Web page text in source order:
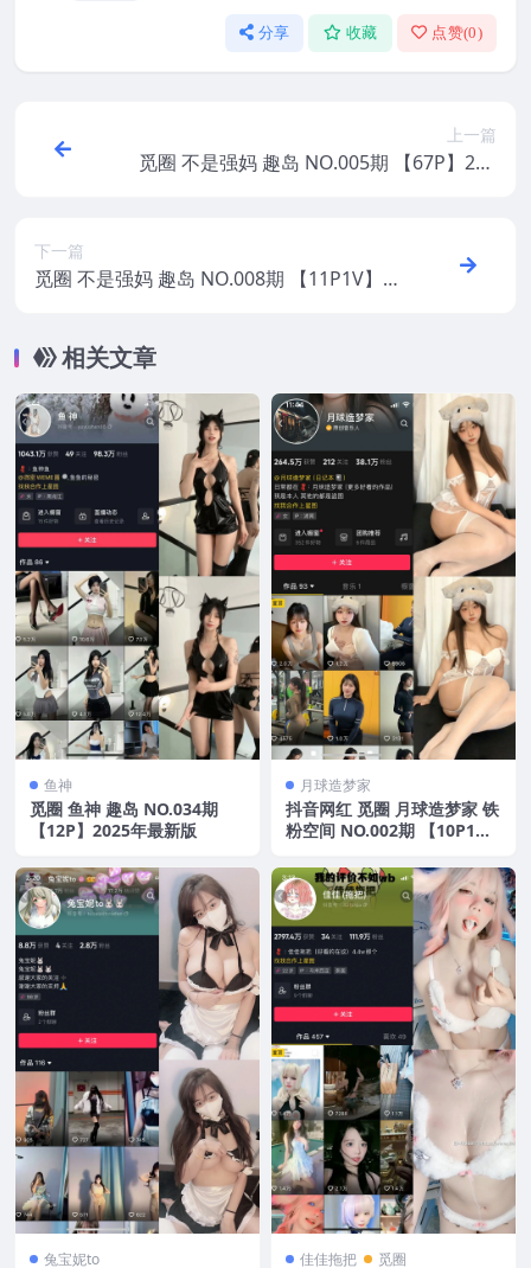
分享 收藏 点赞(0)
上一篇
觅圈 不是强妈 趣岛 NO.005期 【67P】202
下一篇
觅圈 不是强妈 趣岛 NO.008期 【11P1V】2
相关文章
鱼神
觅圈 鱼神 趣岛 NO.034期
【12P】2025年最新版
月球造梦家
抖音网红 觅圈 月球造梦家 铁
粉空间 NO.002期 【10P1
兔宝妮to 佳佳拖把 觅圈